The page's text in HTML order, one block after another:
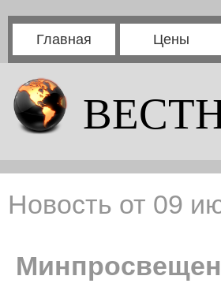
Главная Цены
Новость от 09